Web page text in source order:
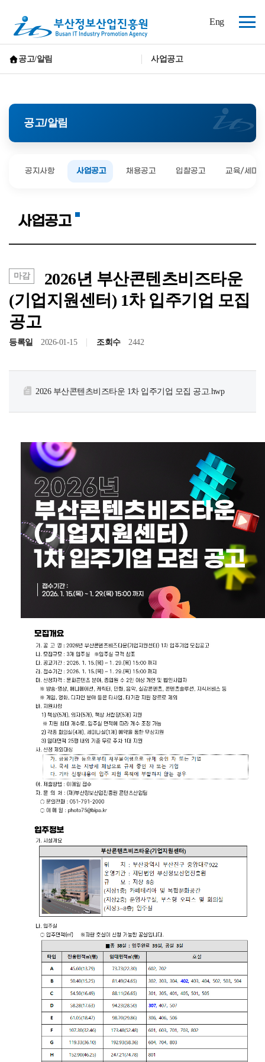
(재)
부
산
정
보
산
업
Eng
체
공고/알림 사업공고
공고/알림
공지사항 사업공고 채용공고 입찰공고 교육/세미
사업공고
마감
2026년 부산콘텐츠비즈타운
(기업지원센터) 1차 입주기업 모집
공고
등록일 2026-01-15 조회수 2442
2026 부산콘텐츠비즈타운 1차 입주기업 모집 공고.hwp